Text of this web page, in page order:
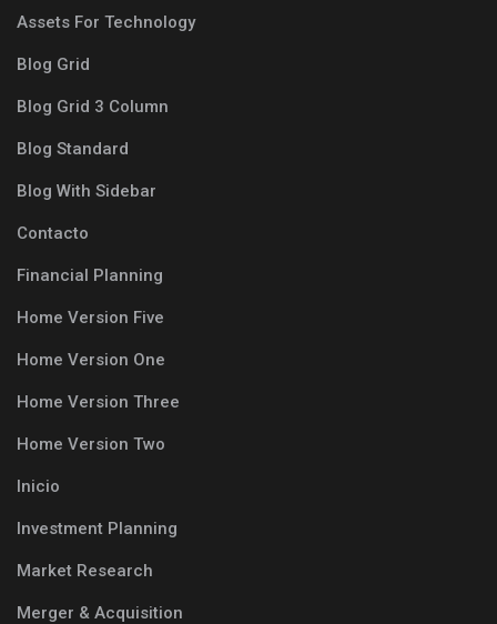
Assets For Technology
Blog Grid
Blog Grid 3 Column
Blog Standard
Blog With Sidebar
Contacto
Financial Planning
Home Version Five
Home Version One
Home Version Three
Home Version Two
Inicio
Investment Planning
Market Research
Merger & Acquisition